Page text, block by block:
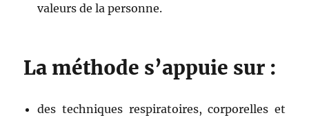
valeurs de la personne.
La méthode s’appuie sur :
des techniques respiratoires, corporelles et